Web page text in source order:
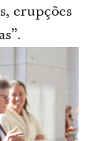
erupções